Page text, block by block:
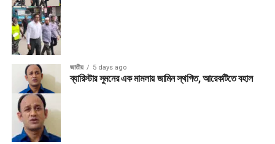
জাতীয় 5 days ago
ব্যারিস্টার সুমনের এক মামলায় জামিন স্থগিত, আরেকটিতে বহাল